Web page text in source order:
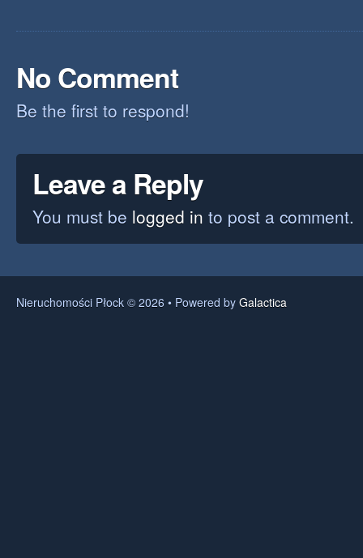
No Comment
Be the first to respond!
Leave a Reply
You must be logged in to post a comment.
Nieruchomości Płock © 2026 • Powered by Galactica